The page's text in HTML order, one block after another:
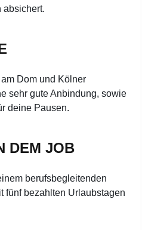
absichert.
Dom und Kölner
sehr gute Anbindung, sowie
deine Pausen.
DEM JOB
berufsbegleitenden
fünf bezahlten Urlaubstagen